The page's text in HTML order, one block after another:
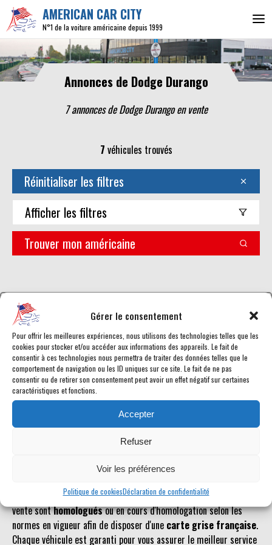
Gérer le consentement
Pour offrir les meilleures expériences, nous utilisons des technologies telles que les
cookies pour stocker et/ou accéder aux informations des appareils. Le fait de
consentir à ces technologies nous permettra de traiter des données telles que le
comportement de navigation ou les ID uniques sur ce site. Le fait de ne pas
consentir ou de retirer son consentement peut avoir un effet négatif sur certaines
caractéristiques et fonctions.
Accepter
Refuser
Voir les préférences
Politique de cookiesDéclaration de confidentialité
AMERICAN CAR CITY
N°1 de la voiture américaine depuis 1999
Annonces de Dodge Durango
7 annonces de Dodge Durango en vente
chez American Car City, en temps réel. Tous les Dodge Durango en
vente sonthomologuésou en cours d'homologation selon les
normes en vigueur afin de disposer d'une carte grise française.
Chaque véhicule est garanti pour vous assurer le meilleur service
7 véhicules trouvés
Réinitialiser les filtres
Afficher les filtres
Trouver mon américaine
Référence inconnue
Le véhicule recherché n'est pas ou plus référencé.
Retourner à la liste des véhicules en stock